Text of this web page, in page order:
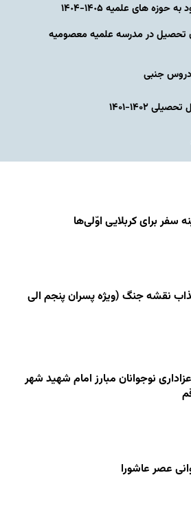
های علمیه ١۴٠۵-١۴٠۴
تحصیل در مدرسه علمیه معصومیه
دروس جنبی
۱۴۰۲-۱۴۰۱
سفر برای کربلایی اوّلی‌ها
نقشه جنگ (ویژه پسران پنجم الی
نوجوانان مبارز امام شهید شهر
عصر عاشورا